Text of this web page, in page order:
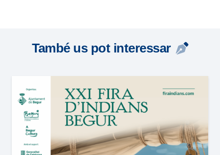
També us pot interessar